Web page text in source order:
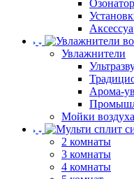
Увлажнители
Арома-
Мойки воздуха
2 комнаты
3 комнаты
4 комнаты